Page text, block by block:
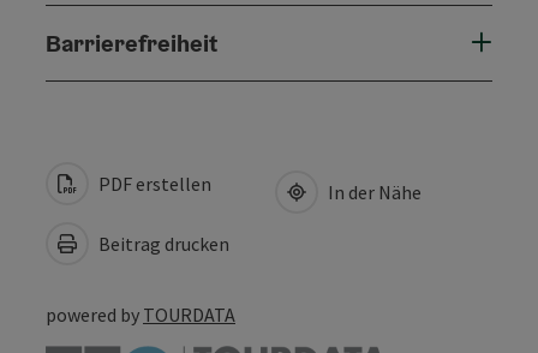
Barrierefreiheit
PDF erstellen
Beitrag drucken
In der Nähe
powered by TOURDATA